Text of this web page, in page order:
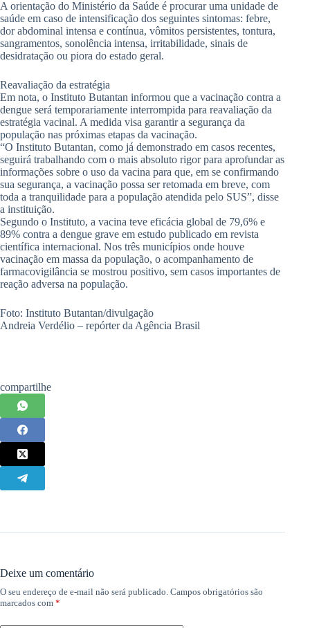
A orientação do Ministério da Saúde é procurar uma unidade de
saúde em caso de intensificação dos seguintes sintomas: febre,
dor abdominal intensa e contínua, vômitos persistentes, tontura,
sangramentos, sonolência intensa, irritabilidade, sinais de
desidratação ou piora do estado geral.
Reavaliação da estratégia
Em nota, o Instituto Butantan informou que a vacinação contra a
dengue será temporariamente interrompida para reavaliação da
estratégia vacinal. A medida visa garantir a segurança da
população nas próximas etapas da vacinação.
“O Instituto Butantan, como já demonstrado em casos recentes,
seguirá trabalhando com o mais absoluto rigor para aprofundar as
informações sobre o uso da vacina para que, em se confirmando
sua segurança, a vacinação possa ser retomada em breve, com
toda a tranquilidade para a população atendida pelo SUS”, disse
a instituição.
Segundo o Instituto, a vacina teve eficácia global de 79,6% e
89% contra a dengue grave em estudo publicado em revista
científica internacional. Nos três municípios onde houve
vacinação em massa da população, o acompanhamento de
farmacovigilância se mostrou positivo, sem casos importantes de
reação adversa na população.
Foto: Instituto Butantan/divulgação
Andreia Verdélio – repórter da Agência Brasil
compartilhe
Deixe um comentário
O seu endereço de e-mail não será publicado. Campos obrigatórios são
marcados com *